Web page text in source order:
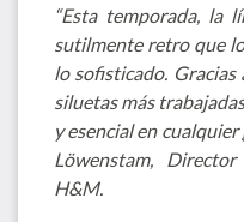
“Esta temporada, la
sutilmente retro que
lo sofisticado.
siluetas más
y esencial en
Löwenstam,
H&M.